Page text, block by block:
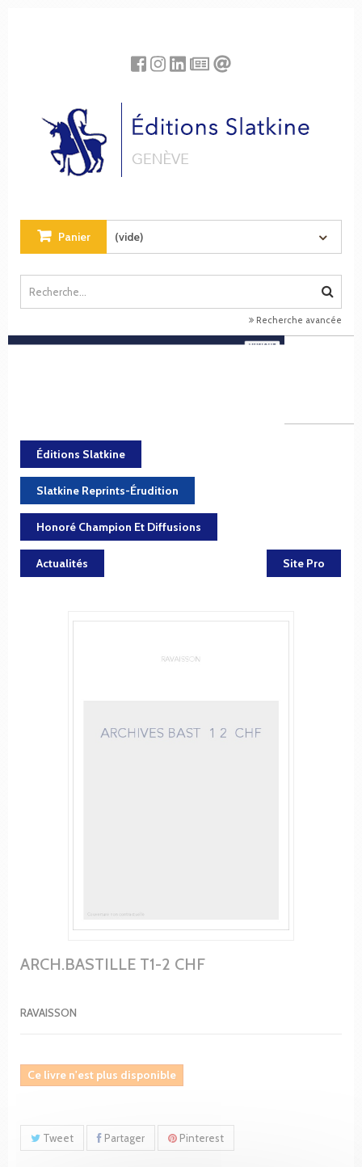
Panier (vide)
Recherche avancée
Éditions Slatkine
Slatkine Reprints-Érudition
Honoré Champion Et Diffusions
Actualités Site Pro
ARCH.BASTILLE T1-2 CHF
RAVAISSON
Ce livre n'est plus disponible
Tweet Partager Pinterest